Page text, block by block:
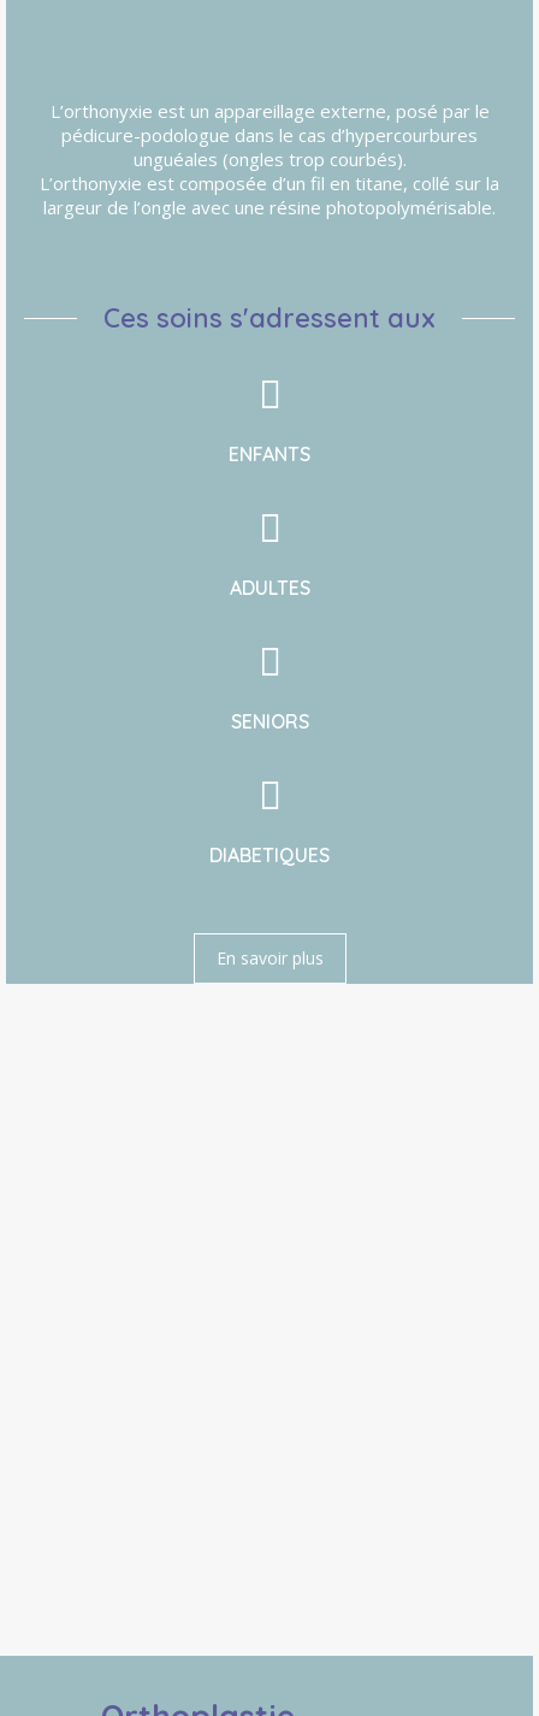
L’orthonyxie est un appareillage externe, posé par le
pédicure-podologue dans le cas d’hypercourbures
unguéales (ongles trop courbés).
L’orthonyxie est composée d’un fil en titane, collé sur la
largeur de l’ongle avec une résine photopolymérisable.
Ces soins s'adressent aux
ENFANTS
ADULTES
SENIORS
DIABETIQUES
En savoir plus